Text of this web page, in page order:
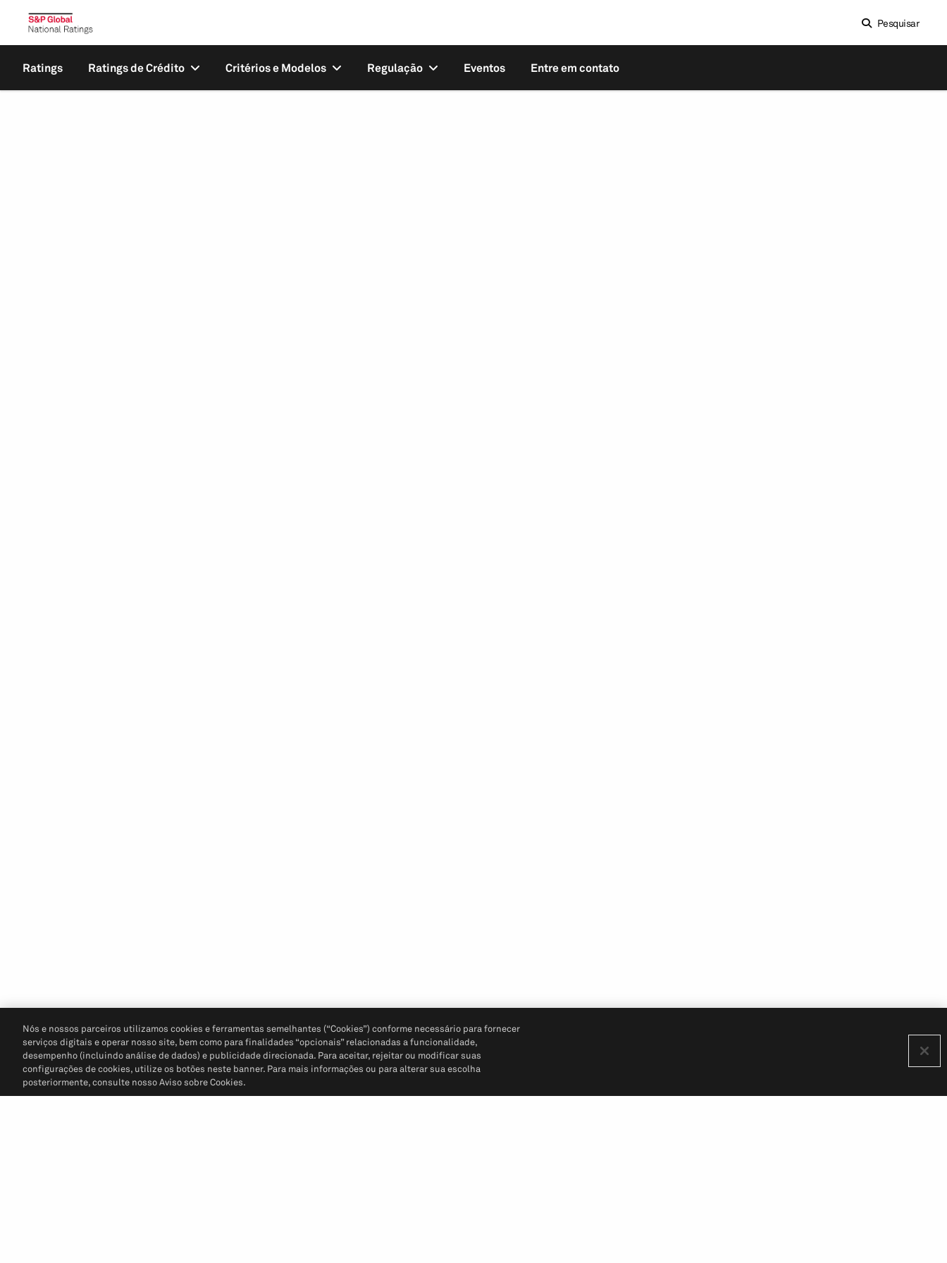
Pesquisar
Ratings Ratings de Crédito Critérios e Modelos Regulação Eventos Entre em contato
Nós e nossos parceiros utilizamos cookies e ferramentas semelhantes (“Cookies”) conforme necessário para fornecer
serviços digitais e operar nosso site, bem como para finalidades “opcionais” relacionadas a funcionalidade,
desempenho (incluindo análise de dados) e publicidade direcionada. Para aceitar, rejeitar ou modificar suas
configurações de cookies, utilize os botões neste banner. Para mais informações ou para alterar sua escolha
posteriormente, consulte nosso Aviso sobre Cookies.